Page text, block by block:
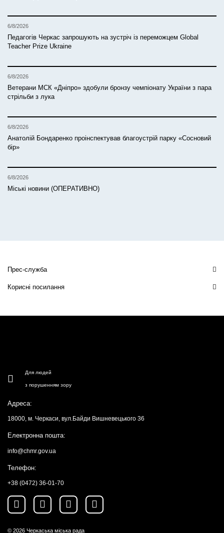
6/8/2026
Педагогів Черкас запрошують на зустріч із переможцем Global
Teacher Prize Ukraine
6/8/2026
Ветерани МСК «Дніпро» здобули бронзу чемпіонату України з пара
стрільби з лука
6/8/2026
Анатолій Бондаренко проінспектував благоустрій парку «Сосновий
бір»
6/8/2026
Міські новини (ОПЕРАТИВНО)
Прес-служба
Корисні посилання
Для людей
з порушенням зору
Адреса:
18000, м. Черкаси, вул.Байди Вишневецького 36
Електронна пошта:
info@chmr.gov.ua
Телефон:
+38 (0472) 36-01-70
© 2026 Черкаська міська рада